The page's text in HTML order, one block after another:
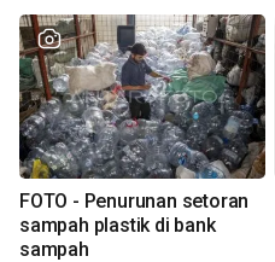
FOTO - Penurunan setoran
sampah plastik di bank
sampah